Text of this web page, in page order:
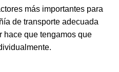
más importantes para
de transporte adecuada
hace que tengamos que